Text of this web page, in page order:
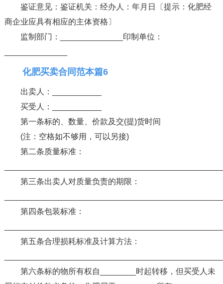
鉴证意见：鉴证机关：经办人：年月日〔提示：化肥经
商企业应具有相应的主体资格〕
监制部门：______________印制单位：
化肥买卖合同范本篇6
出卖人：___________
买受人：___________
第一条标的、数量、价款及交(提)货时间
(注：空格如不够用，可以另接)
第二条质量标准：
第三条出卖人对质量负责的期限：
第四条包装标准：
第五条合理损耗标准及计算方法：
第六条标的物所有权自________时起转移，但买受人未